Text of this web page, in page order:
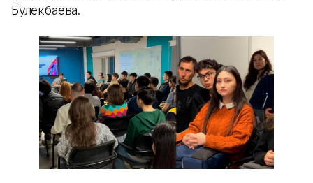
Булекбаева.